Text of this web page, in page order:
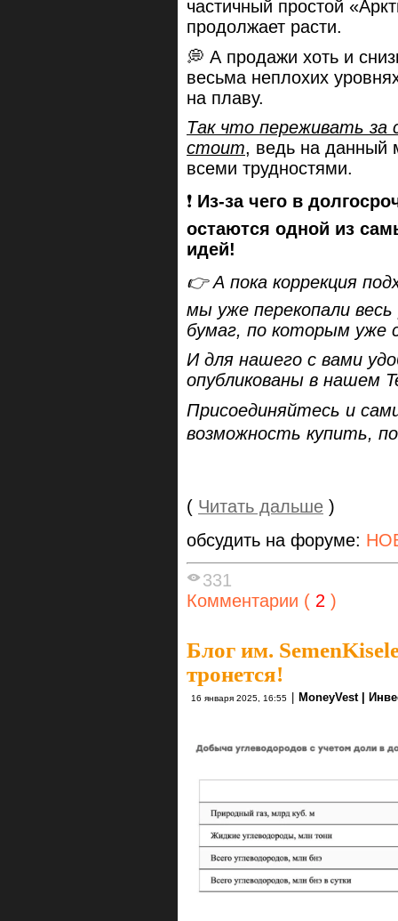
частичный простой
продолжает расти.
💭 А продажи хоть и
весьма неплохих
на плаву.
Так что переживать за
стоит, ведь на данный
всеми трудностями.
❗️ Из-за чего в
остаются одной из
идей!
👉 А пока коррекция
мы уже перекопали
бумаг, по которым уже
И для нашего с вами
опубликованы в нашем
Присоединяйтесь и
возможность купить,
( Читать дальше )
обсудить на форуме:
331
Комментарии ( 2 )
Блог им.
тронется!
16 января 2025, 16:55 | MoneyVest |